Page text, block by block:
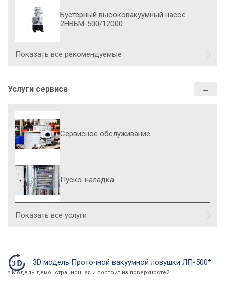
Бустерный высоковакуумный насос
2НВБМ-500/12000
Показать все рекомендуемые
Услуги сервиса
Сервисное обслуживание
Пуско-наладка
Показать все услуги
3D модель Проточной вакуумной ловушки ЛП-500*
* Модель демонстрационная и состоит из поверхностей